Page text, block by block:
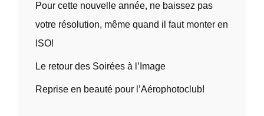
Pour cette nouvelle année, ne baissez pas
votre résolution, même quand il faut monter en
ISO!
Le retour des Soirées à l’Image
Reprise en beauté pour l’Aérophotoclub!